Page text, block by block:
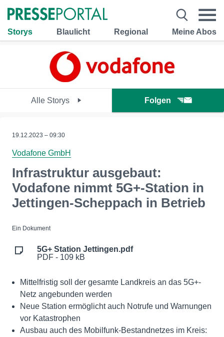
Storys Blaulicht Regional Meine Abos
Alle Storys Folgen
19.12.2023 – 09:30
Vodafone GmbH
Infrastruktur ausgebaut:
Vodafone nimmt 5G+-Station in
Jettingen-Scheppach in Betrieb
Ein Dokument
5G+ Station Jettingen.pdf
PDF - 109 kB
Mittelfristig soll der gesamte Landkreis an das 5G+-
Netz angebunden werden
Neue Station ermöglicht auch Notrufe und Warnungen
vor Katastrophen
Ausbau auch des Mobilfunk-Bestandnetzes im Kreis: